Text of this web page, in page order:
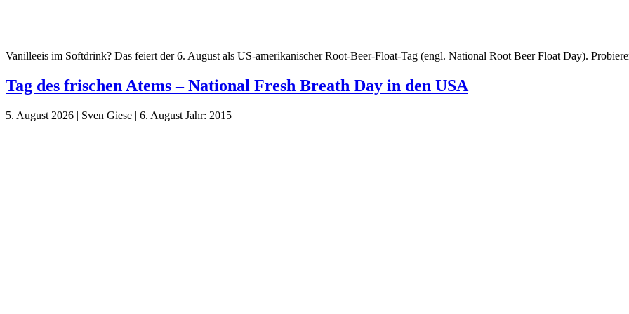
Vanilleeis im Softdrink? Das feiert der 6. August als US-amerikanischer Root-Beer-Float-Tag (engl. National Root Beer Float Day).
Tag des frischen Atems – National Fresh Breath Day in den USA
5. August 2026 | Sven Giese | 6. August Jahr: 2015